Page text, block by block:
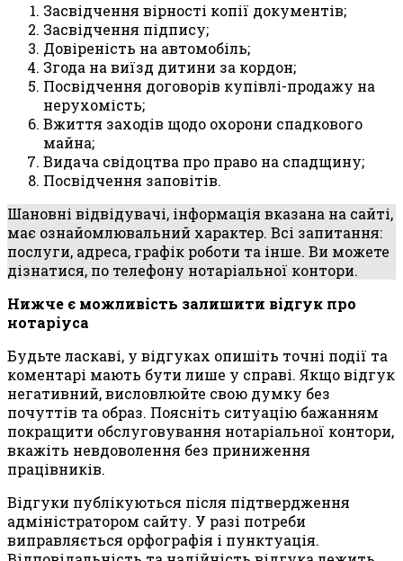
Засвідчення вірності копії документів;
Засвідчення підпису;
Довіреність на автомобіль;
Згода на виїзд дитини за кордон;
Посвідчення договорів купівлі-продажу на
нерухомість;
Вжиття заходів щодо охорони спадкового
майна;
Видача свідоцтва про право на спадщину;
Посвідчення заповітів.
Шановні відвідувачі, інформація вказана на сайті,
має ознайомлювальний характер. Всі запитання:
послуги, адреса, графік роботи та інше. Ви можете
дізнатися, по телефону нотаріальної контори.
Нижче є можливість залишити відгук про
нотаріуса
Будьте ласкаві, у відгуках опишіть точні події та
коментарі мають бути лише у справі. Якщо відгук
негативний, висловлюйте свою думку без
почуттів та образ. Поясніть ситуацію бажанням
покращити обслуговування нотаріальної контори,
вкажіть невдоволення без приниження
працівників.
Відгуки публікуються після підтвердження
адміністратором сайту. У разі потреби
виправляється орфографія і пунктуація.